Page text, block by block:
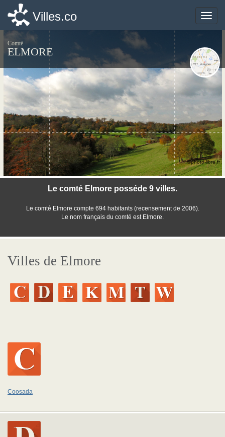
Toggle
Villes.co
Comté
ELMORE
Le comté Elmore posséde 9 villes.
Le comté Elmore compte 694 habitants (recensement de 2006).
Le nom français du comté est Elmore.
©photo-libre.fr
Villes de Elmore
Coosada
Toggle
Villes.co